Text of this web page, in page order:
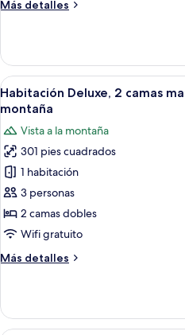
King
a
la
montaña
Más detalles
Más
Deluxe,
cama
King
vista
a
la
montaña
Abrir
todas
fotos
de
Habitación
Deluxe,
2
camas
vista
montaña
8
Habitación Deluxe, 2 camas
montaña
Vista a la montaña
301 pies cuadrados
1 habitación
3 personas
2 camas dobles
Wifi gratuito
Más detalles
Más
Deluxe,